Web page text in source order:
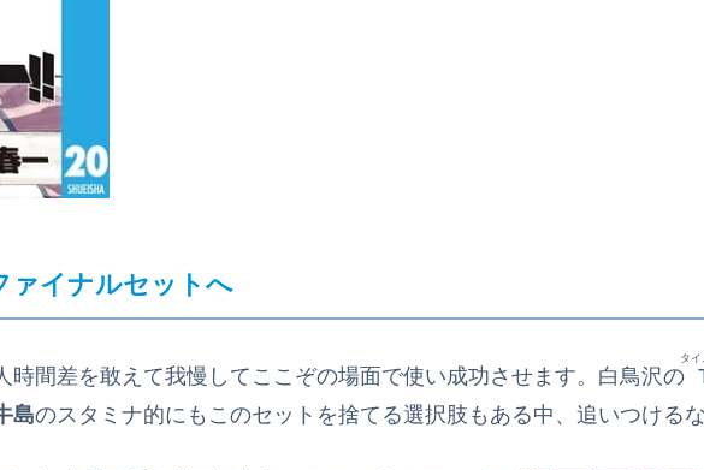
ァイナルセット へ
時間差を敢えて我慢してここぞの場面で使い成功させます。白鳥沢の
タイ
島のスタミナ的にもこのセットを捨てる選択肢もある中、追いつける